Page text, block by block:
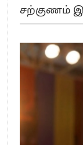
எங்களை நீக்குவதற்கு
“மாணவர்கள் நடத்திய
தலைவர் அன்புமணி
பிரவீன் சக்ரவர்த்தியின்
“ஜெயலலிதா அவர்களே
ராகுல் காந்தி கைது
செத்து சாம்பல்
சற்குணம்